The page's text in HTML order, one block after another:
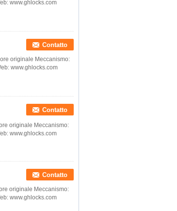
www.ghlocks.com
Contatto
originale Meccanismo:
www.ghlocks.com
Contatto
originale Meccanismo:
www.ghlocks.com
Contatto
originale Meccanismo:
www.ghlocks.com